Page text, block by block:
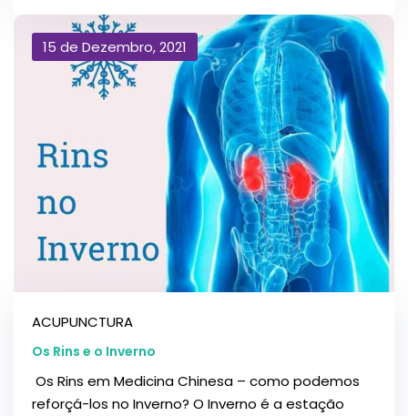
15 de Dezembro, 2021
ACUPUNCTURA
Os Rins e o Inverno
Os Rins em Medicina Chinesa – como podemos
reforçá-los no Inverno? O Inverno é a estação